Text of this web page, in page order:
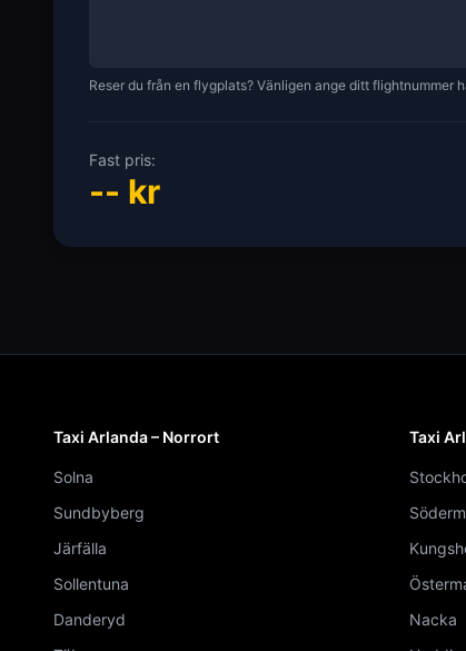
Reser du från en flygplats? Vänligen ange ditt flightnummer
Fast pris:
-- kr
Taxi Arlanda – Norrort
Solna
Sundbyberg
Järfälla
Sollentuna
Danderyd
Taxi
Nacka